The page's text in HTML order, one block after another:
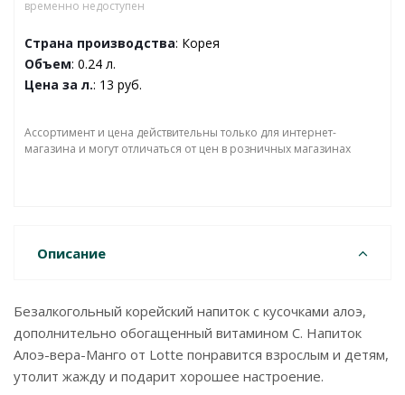
временно недоступен
Страна производства: Корея
Объем: 0.24 л.
Цена за л.: 13 руб.
Ассортимент и цена действительны только для интернет-
магазина и могут отличаться от цен в розничных магазинах
Описание
Безалкогольный корейский напиток с кусочками алоэ,
дополнительно обогащенный витамином С. Напиток
Алоэ-вера-Манго от Lotte понравится взрослым и детям,
утолит жажду и подарит хорошее настроение.